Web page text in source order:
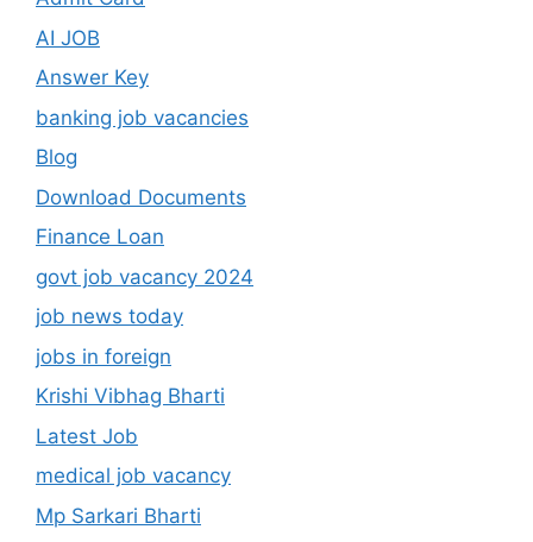
AI JOB
Answer Key
banking job vacancies
Blog
Download Documents
Finance Loan
govt job vacancy 2024
job news today
jobs in foreign
Krishi Vibhag Bharti
Latest Job
medical job vacancy
Mp Sarkari Bharti